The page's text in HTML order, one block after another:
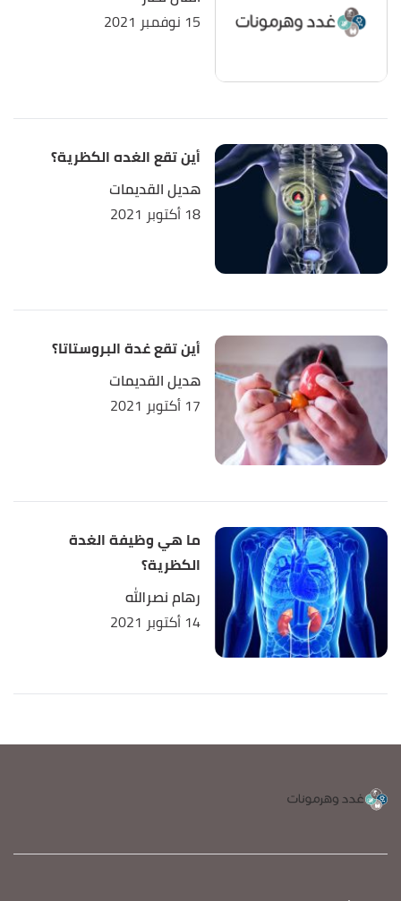
15 نوفمبر 2021
أين تقع الغده الكظرية؟
هديل القديمات
18 أكتوبر 2021
أين تقع غدة البروستاتا؟
هديل القديمات
17 أكتوبر 2021
ما هي وظيفة الغدة
الكظرية؟
رهام نصرالله
14 أكتوبر 2021